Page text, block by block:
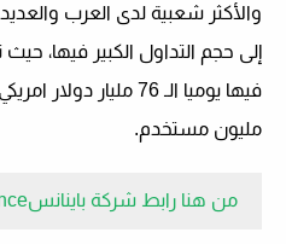
والأكثر شعبية لدى العرب
إلى حجم التداول الكبير فيها،
مليون مستخدم.
من هنا رابط شركة باينانس